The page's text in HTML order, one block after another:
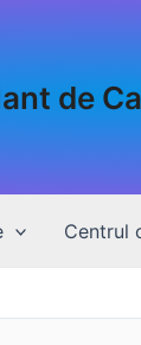
de
Centrul